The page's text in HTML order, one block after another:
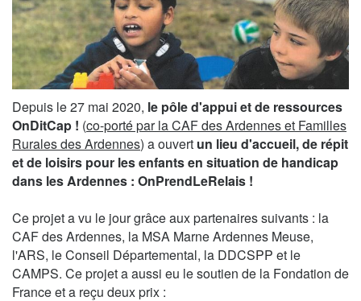
Depuis le 27 mai 2020, le pôle d'appui et de ressources
OnDitCap ! (co-porté par la CAF des Ardennes et Familles
Rurales des Ardennes) a ouvert un lieu d'accueil, de répit
et de loisirs pour les enfants en situation de handicap
dans les Ardennes : OnPrendLeRelais !
Ce projet a vu le jour grâce aux partenaires suivants : la
CAF des Ardennes, la MSA Marne Ardennes Meuse,
l'ARS, le Conseil Départemental, la DDCSPP et le
CAMPS. Ce projet a aussi eu le soutien de la Fondation de
France et a reçu deux prix :